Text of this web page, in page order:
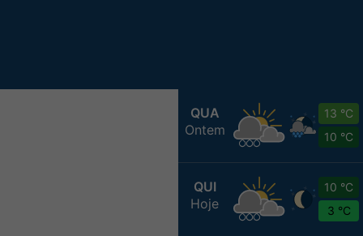
QUA
Ontem
13 °C
10 °C
QUI
Hoje
10 °C
3 °C